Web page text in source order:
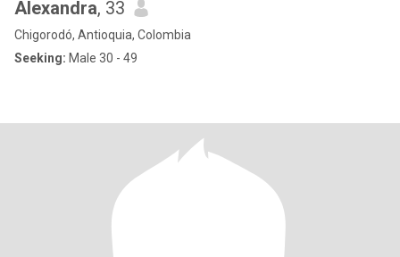
Alexandra, 33
Chigorodó, Antioquia, Colombia
Seeking: Male 30 - 49